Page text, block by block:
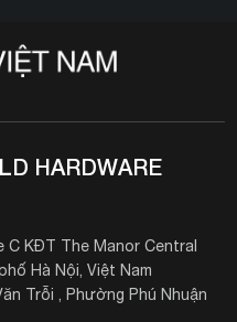
HARDWARE
C KĐT The Manor Central
Hà Nội, Việt Nam
Trỗi , Phường Phú Nhuận